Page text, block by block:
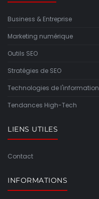
Business & Entreprise
Marketing numérique
Outils SEO
Stratégies de SEO
Technologies de l'information
Tendances High-Tech
LIENS UTILES
Contact
INFORMATIONS